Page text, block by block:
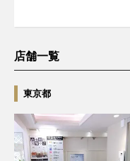
店舗一覧
東京都